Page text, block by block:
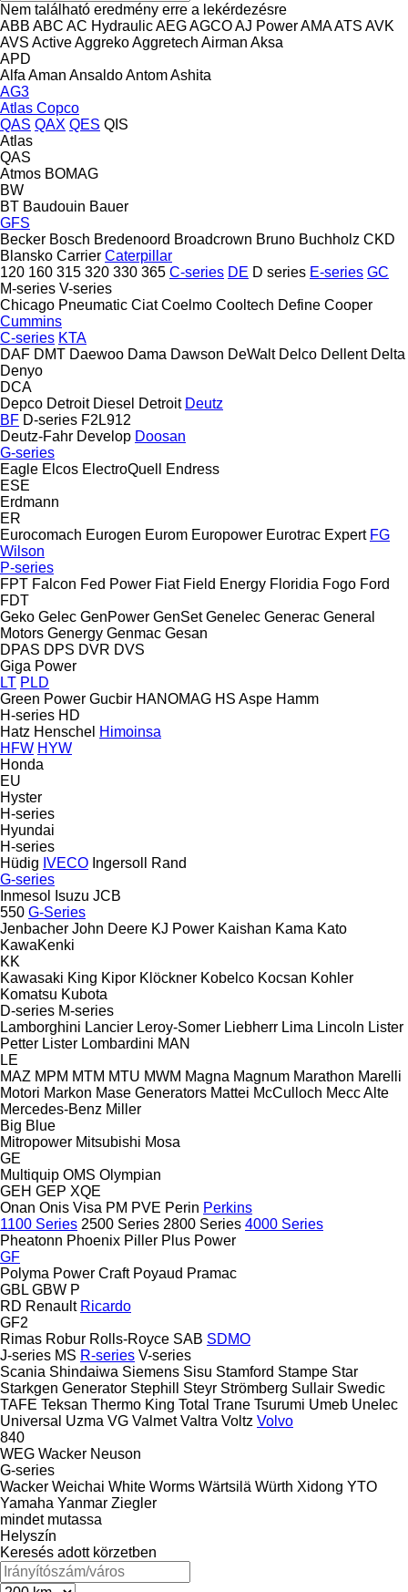
Nem található eredmény erre a lekérdezésre
ABB ABC AC HydraulicAEGAGCOAJ PowerAMAATS AVK
AVS ActiveAggrekoAggretech Airman Aksa
APD
Alfa Aman AnsaldoAntomAshita
AG3
Atlas Copco
QAS QAX QES QIS
Atlas
QAS
Atmos BOMAG
BW
BT Baudouin Bauer
GFS
Becker Bosch Bredenoord Broadcrown Bruno Buchholz CKD
Blansko Carrier Caterpillar
120 160 315 320 330 365 C-series DE D series E-series GC
M-series V-series
Chicago Pneumatic Ciat Coelmo Cooltech Define Cooper
Cummins
C-series KTA
DAF DMT Daewoo Dama Dawson DeWalt Delco Dellent Delta
Denyo
DCA
Depco Detroit Diesel Detroit Deutz
BF D-series F2L912
Deutz-Fahr Develop Doosan
G-series
Eagle Elcos ElectroQuell
Endress
ESE
Erdmann
ER
Eurocomach Eurogen Eurom Europower Eurotrac Expert FG
Wilson
P-series
FPT Falcon Fed Power Fiat Field Energy Floridia Fogo Ford
FDT
Geko Gelec GenPower GenSet Genelec Generac General
Motors Genergy Genmac Gesan
DPAS DPS DVR DVS
Giga Power
LT PLD
Green Power Gucbir HANOMAG HS Aspe Hamm
H-series HD
Hatz Henschel Himoinsa
HFW HYW
Honda
EU
Hyster
H-series
Hyundai
H-series
Hüdig IVECO Ingersoll Rand
G-series
Inmesol
Isuzu JCB
550 G-Series
Jenbacher John Deere KJ Power Kaishan Kama Kato
KawaKenki
KK
Kawasaki King Kipor Klöckner Kobelco Kocsan Kohler
Komatsu Kubota
D-series M-series
Lamborghini Lancier Leroy-Somer Liebherr Lima Lincoln Lister
Petter Lister Lombardini MAN
LE
MAZ MPM MTM MTU MWM Magna Magnum Marathon Marelli
Motori Markon Mase Generators Mattei McCulloch Mecc Alte
Mercedes-Benz Miller
Big Blue
Mitropower Mitsubishi Mosa
GE
Multiquip OMS Olympian
GEH GEP XQE
Onan Onis Visa PM PVE Perin Perkins
1100 Series 2500 Series 2800 Series 4000 Series
Pheatonn Phoenix Piller Plus Power
GF
Polyma Power Craft Poyaud Pramac
GBL GBW P
RD Renault Ricardo
GF2
Rimas Robur Rolls-Royce SAB SDMO
J-series MS R-series V-series
Scania Shindaiwa Siemens Sisu Stamford Stampe Star
Starkgen Generator Stephill Steyr Strömberg Sullair Swedic
TAFE Teksan Thermo King Total Trane Tsurumi Umeb Unelec
Universal Uzma VG Valmet Valtra Voltz Volvo
840
WEG Wacker Neuson
G-series
Wacker Weichai White Worms Wärtsilä Würth Xidong YTO
Yamaha Yanmar Ziegler
mindet mutassa
Helyszín
Keresés adott körzetben